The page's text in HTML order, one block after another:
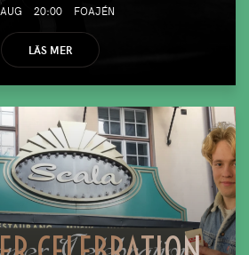
20:00 FOAJÉN
LÄS MER